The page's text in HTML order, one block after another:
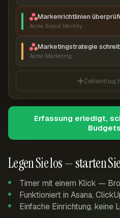
Legen Sie los — starten
Timer mit einem Klick —
Funktioniert in Asana,
Einfache Einrichtung, keine
Markenrichtlinien
Acme Brand Identity
Marketingstrategie
Acme Marketing
Zeiteintrag
Erfassung erledigt,